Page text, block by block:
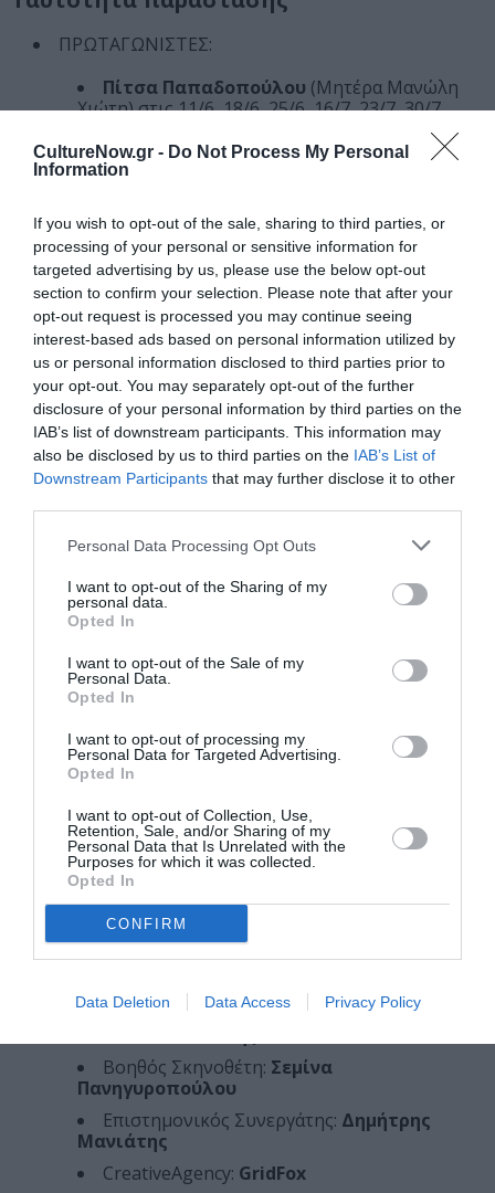
CultureNow.gr - Do Not Process My Personal
Information
If you wish to opt-out of the sale, sharing to third parties, or
processing of your personal or sensitive information for
targeted advertising by us, please use the below opt-out
section to confirm your selection. Please note that after your
opt-out request is processed you may continue seeing
interest-based ads based on personal information utilized by
us or personal information disclosed to third parties prior to
your opt-out. You may separately opt-out of the further
disclosure of your personal information by third parties on the
IAB’s list of downstream participants. This information may
also be disclosed by us to third parties on the IAB’s List of
Downstream Participants that may further disclose it to other
Personal Data Processing Opt Outs
I want to opt-out of the Sharing of my
personal data.
Opted In
I want to opt-out of the Sale of my
Personal Data.
Opted In
I want to opt-out of processing my
Personal Data for Targeted Advertising.
Opted In
I want to opt-out of Collection, Use,
Retention, Sale, and/or Sharing of my
Personal Data that Is Unrelated with the
Purposes for which it was collected.
Opted In
CONFIRM
Data Deletion Data Access Privacy Policy
ΠΡΩΤΑΓΩΝΙΣΤΕΣ:
Πίτσα Παπαδοπούλου (Μητέρα Μανώλη
Χιώτη) στις 11/6, 18/6, 25/6, 16/7, 23/7, 30/7,
Γεράσιμος Γεννατάς(Μανώλης Χιώτης)
Βανέσα Αδαμοπούλου(Ζωή Νάχη, Grace
Kelly)
Αργύρης Αγγέλου(Μουσικός, Κομπέρ,
Κώστας Χατζηχρήστος)
Βασίλης Μαργέτης(Μίκης Θεοδωράκης,
Πατέρας Μανώλη Χιώτη)
Ελένη Μισχοπούλου(Μητέρα Μανωλη
Χιώτη, Μαρία Κάλλας)
Κωνσταντίνος Μουταφτσής(πολλαπλοί
ρόλοι)
Θάνος Κόνιαρης(πολλαπλοί ρόλοι)
Παύλος Παφρανίδης
(Ενορχήστρωση –
Διδασκαλία, Μπουζούκι)
Βαγγέλης Καλαμάρας
Κατερίνα Σεγκούνα-Πλιόγκου
(Βιολοντσέλο)
Κώστας Μπουντούρης(Κιθάρα)
ΣΥΝΤΕΛΕΣΤΕΣ:
Πρωτότυπο θεατρικό έργο:
Ιόλη Ανδρεάδη
& Άρης Ασπρούλης
Σκηνοθεσία:
Σκηνογραφία:
Κοστούμια:Νίκος Χαρλαύτης
Ζωγραφική σκηνικού – Φροντιστήριο:
Βοηθός Σκηνοθέτη: Σεμίνα
Πανηγυροπούλου
Επιστημονικός Συνεργάτης: Δημήτρης
Μανιάτης
CreativeAgency: GridFox